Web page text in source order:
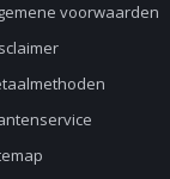
voorwaarden